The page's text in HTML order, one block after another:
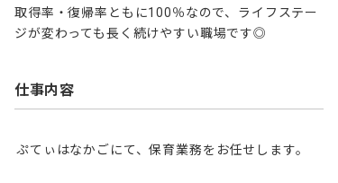
取得率・復帰率ともに100％なので、ライフステー
ジが変わっても長く続けやすい職場です◎
仕事内容
ぷてぃはなかごにて、保育業務をお任せします。